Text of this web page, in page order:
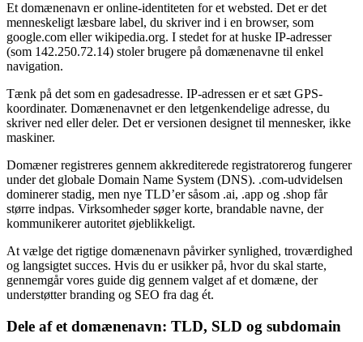
Et domænenavn er online-identiteten for et websted. Det er det
menneskeligt læsbare label, du skriver ind i en browser, som
google.com eller wikipedia.org. I stedet for at huske IP-adresser
(som 142.250.72.14) stoler brugere på domænenavne til enkel
navigation.
Tænk på det som en gadesadresse. IP-adressen er et sæt GPS-
koordinater. Domænenavnet er den letgenkendelige adresse, du
skriver ned eller deler. Det er versionen designet til mennesker, ikke
maskiner.
Domæner registreres gennem akkrediterede registratorerog fungerer
under det globale Domain Name System (DNS). .com-udvidelsen
dominerer stadig, men nye TLD’er såsom .ai, .app og .shop får
større indpas. Virksomheder søger korte, brandable navne, der
kommunikerer autoritet øjeblikkeligt.
At vælge det rigtige domænenavn påvirker synlighed, troværdighed
og langsigtet succes. Hvis du er usikker på, hvor du skal starte,
gennemgår vores guide dig gennem valget af et domæne, der
understøtter branding og SEO fra dag ét.
Dele af et domænenavn: TLD, SLD og subdomain